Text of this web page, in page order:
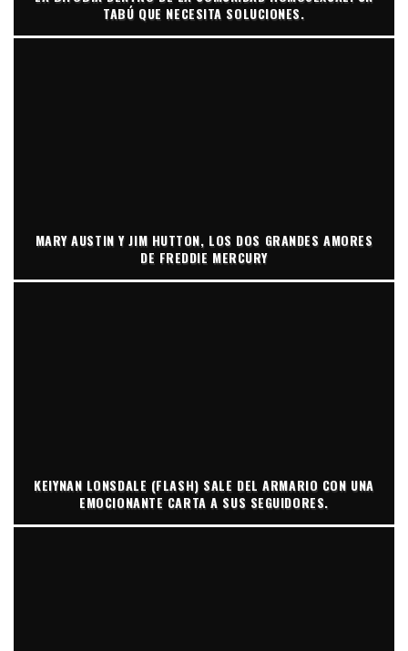
TABÚ QUE NECESITA SOLUCIONES.
MARY AUSTIN Y JIM HUTTON, LOS DOS GRANDES AMORES
DE FREDDIE MERCURY
KEIYNAN LONSDALE (FLASH) SALE DEL ARMARIO CON UNA
EMOCIONANTE CARTA A SUS SEGUIDORES.